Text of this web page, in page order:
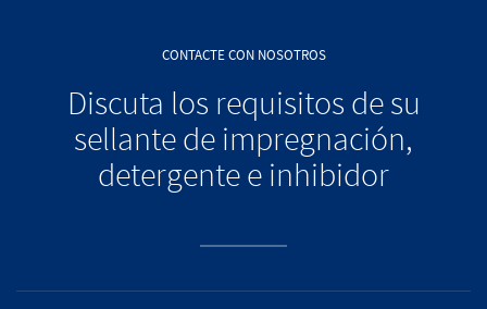
CONTACTE CON NOSOTROS
Discuta los requisitos de su
sellante de impregnación,
detergente e inhibidor